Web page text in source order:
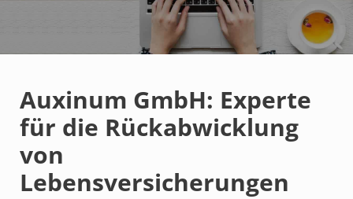
Auxinum GmbH: Experte
für die Rückabwicklung
von
Lebensversicherungen